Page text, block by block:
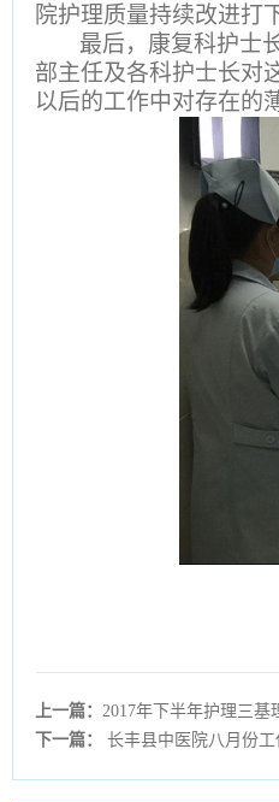
院护理质量持续改进打
最后，康复科护士
部主任及各科护士长对
以后的工作中对存在的
上一篇：2017年下半年护理三基
下一篇：
长丰县中医院八月份